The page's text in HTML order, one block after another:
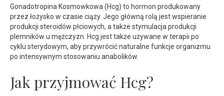
Gonadotropina Kosmowkowa (Hcg) to hormon produkowany
przez łożysko w czasie ciąży. Jego główną rolą jest wspieranie
produkcji steroidów płciowych, a także stymulacja produkcji
plemników u mężczyzn. Hcg jest także używane w terapii po
cyklu sterydowym, aby przywrócić naturalne funkcje organizmu
po intensywnym stosowaniu anabolików.
Jak przyjmować Hcg?